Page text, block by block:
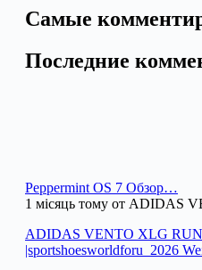
Самые
Последние
Peppermint OS 7 Обзор…
1 місяць тому от ADIDAS
ADIDAS VENTO XLG
|sportshoesworldforu_2026